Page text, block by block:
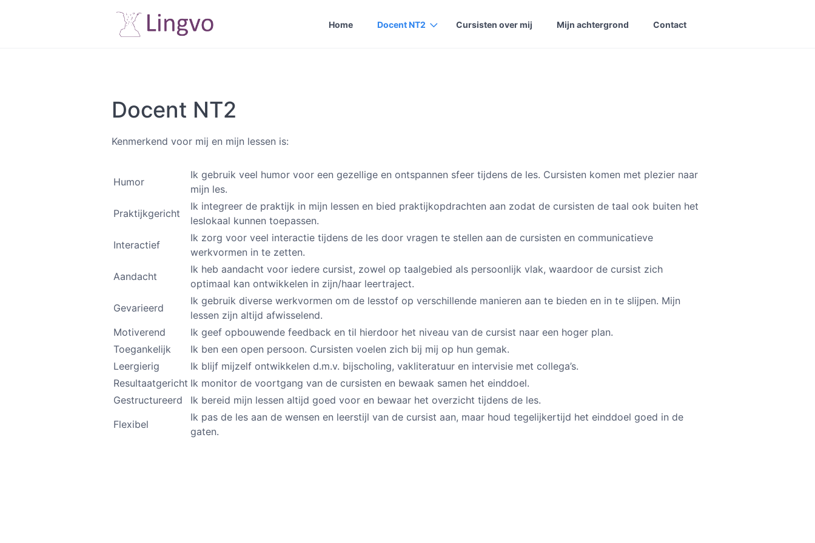
Home Docent NT2 Cursisten over mij Mijn achtergrond Contact
Docent NT2
Kenmerkend voor mij en mijn lessen is:
Humor
Ik gebruik veel humor voor een gezellige en ontspannen sfeer tijdens de les. Cursisten komen met plezier naar
mijn les.
Praktijkgericht
Ik integreer de praktijk in mijn lessen en bied praktijkopdrachten aan zodat de cursisten de taal ook buiten het
leslokaal kunnen toepassen.
Interactief
Ik zorg voor veel interactie tijdens de les door vragen te stellen aan de cursisten en communicatieve
werkvormen in te zetten.
Aandacht
Ik heb aandacht voor iedere cursist, zowel op taalgebied als persoonlijk vlak, waardoor de cursist zich
optimaal kan ontwikkelen in zijn/haar leertraject.
Gevarieerd
Ik gebruik diverse werkvormen om de lesstof op verschillende manieren aan te bieden en in te slijpen. Mijn
lessen zijn altijd afwisselend.
Motiverend
Ik geef opbouwende feedback en til hierdoor het niveau van de cursist naar een hoger plan.
Toegankelijk
Ik ben een open persoon. Cursisten voelen zich bij mij op hun gemak.
Leergierig
Ik blijf mijzelf ontwikkelen d.m.v. bijscholing, vakliteratuur en intervisie met collega’s.
Resultaatgericht Ik monitor de voortgang van de cursisten en bewaak samen het einddoel.
Gestructureerd
Ik bereid mijn lessen altijd goed voor en bewaar het overzicht tijdens de les.
Flexibel
Ik pas de les aan de wensen en leerstijl van de cursist aan, maar houd tegelijkertijd het einddoel goed in de
gaten.